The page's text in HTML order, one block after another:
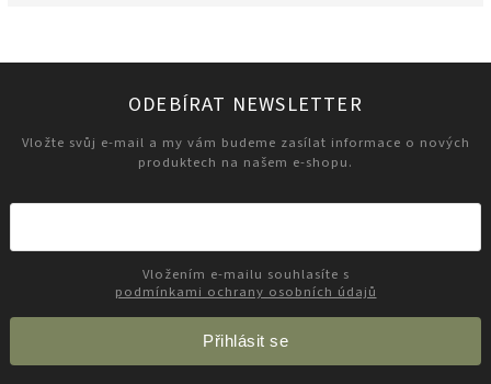
ODEBÍRAT NEWSLETTER
Vložte svůj e-mail a my vám budeme zasílat informace o nových
produktech na našem e-shopu.
podmínkami ochrany osobních údajů
Přihlásit se